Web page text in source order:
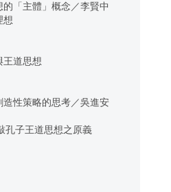
「主體」概念／李賢中
想
王道思想
性策略的思考／吳進安
孔子王道思想之原義